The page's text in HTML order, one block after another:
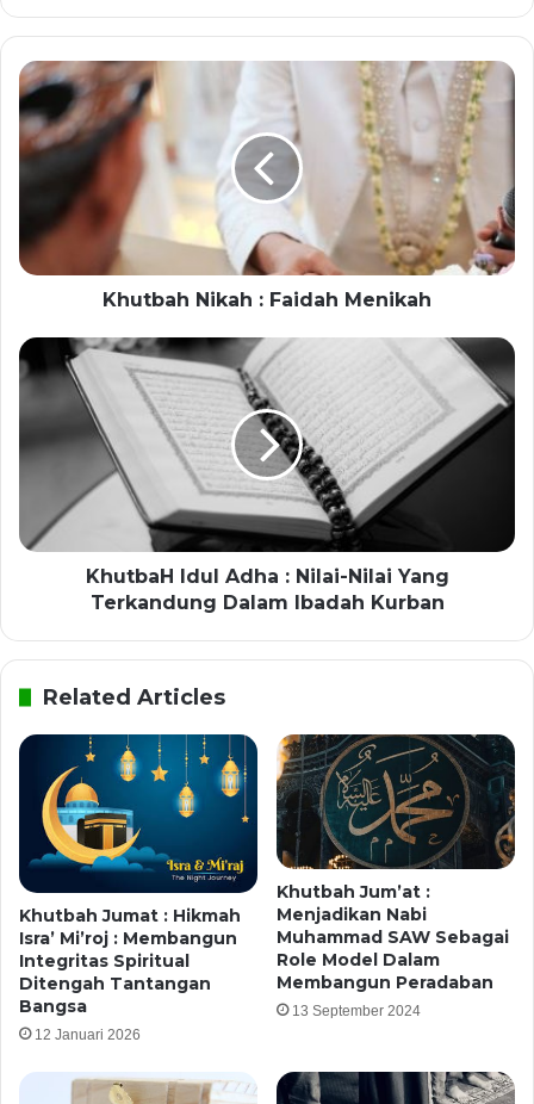
Khutbah Nikah : Faidah Menikah
KhutbaH Idul Adha : Nilai-Nilai Yang
Terkandung Dalam Ibadah Kurban
Related Articles
Khutbah Jumat : Hikmah
Isra’ Mi’roj : Membangun
Integritas Spiritual
Ditengah Tantangan
Bangsa
12 Januari 2026
Khutbah Jum’at :
Menjadikan Nabi
Muhammad SAW Sebagai
Role Model Dalam
Membangun Peradaban
13 September 2024